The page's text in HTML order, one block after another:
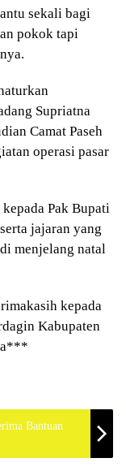
sekali bagi
pokok tapi
Supriatna
Camat Paseh
operasi pasar
Pak Bupati
jajaran yang
menjelang natal
kepada
Kabupaten
Bantuan